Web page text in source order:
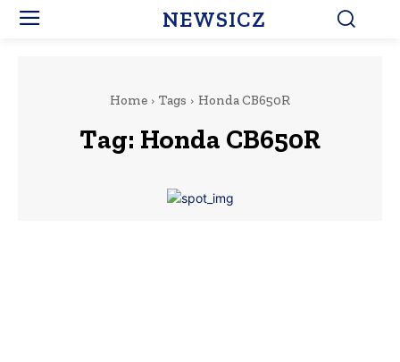
NEWSICZ
Home Tags Honda CB650R
Tag: Honda CB650R